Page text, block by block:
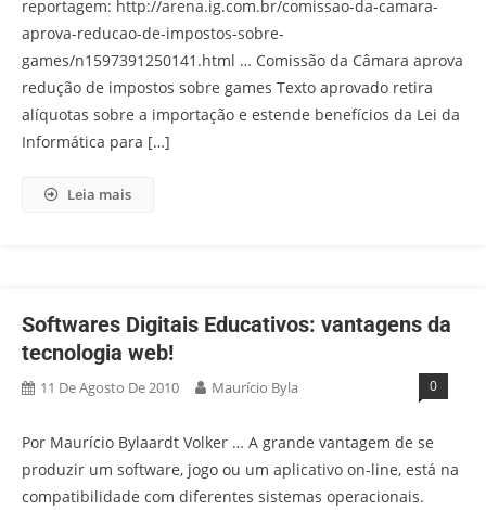
reportagem: http://arena.ig.com.br/comissao-da-camara-
aprova-reducao-de-impostos-sobre-
games/n1597391250141.html … Comissão da Câmara aprova
redução de impostos sobre games Texto aprovado retira
alíquotas sobre a importação e estende benefícios da Lei da
Informática para […]
Leia mais
Softwares Digitais Educativos: vantagens da
tecnologia web!
11 De Agosto De 2010 Maurício Byla 0
Por Maurício Bylaardt Volker … A grande vantagem de se
produzir um software, jogo ou um aplicativo on-line, está na
compatibilidade com diferentes sistemas operacionais.